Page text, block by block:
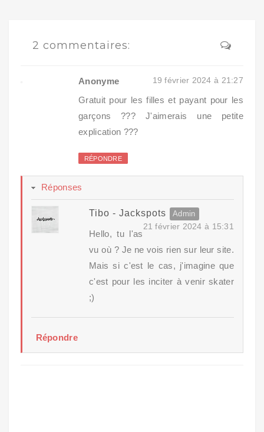
2 commentaires:
Anonyme 19 février 2024 à 21:27
Gratuit pour les filles et payant pour les
garçons ??? J'aimerais une petite
explication ???
RÉPONDRE
Réponses
Tibo - Jackspots
21 février 2024 à 15:31
Hello, tu l'as
vu où ? Je ne vois rien sur leur site.
Mais si c'est le cas, j'imagine que
c'est pour les inciter à venir skater
;)
Répondre